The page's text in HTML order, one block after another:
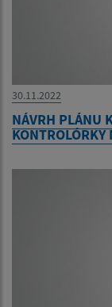
30.11.2022
NÁVRH PLÁNU